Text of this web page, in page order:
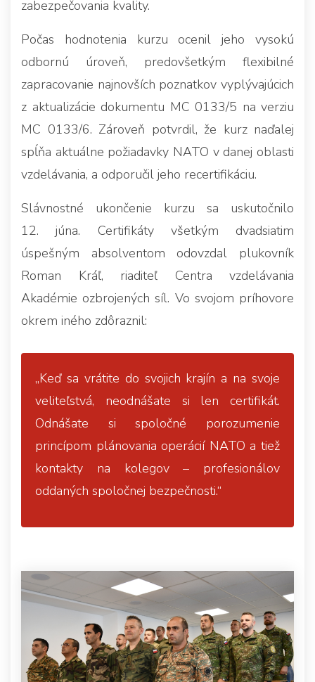
zabezpečovania kvality.
Počas hodnotenia kurzu ocenil jeho vysokú
odbornú úroveň, predovšetkým flexibilné
zapracovanie najnovších poznatkov vyplývajúcich
z aktualizácie dokumentu MC 0133/5 na verziu
MC 0133/6. Zároveň potvrdil, že kurz naďalej
spĺňa aktuálne požiadavky NATO v danej oblasti
vzdelávania, a odporučil jeho recertifikáciu.
Slávnostné ukončenie kurzu sa uskutočnilo
12. júna. Certifikáty všetkým dvadsiatim
úspešným absolventom odovzdal plukovník
Roman Kráľ, riaditeľ Centra vzdelávania
Akadémie ozbrojených síl. Vo svojom príhovore
okrem iného zdôraznil:
„Keď sa vrátite do svojich krajín a na svoje
veliteľstvá, neodnášate si len certifikát.
Odnášate si spoločné porozumenie
princípom plánovania operácií NATO a tiež
kontakty na kolegov – profesionálov
oddaných spoločnej bezpečnosti.“